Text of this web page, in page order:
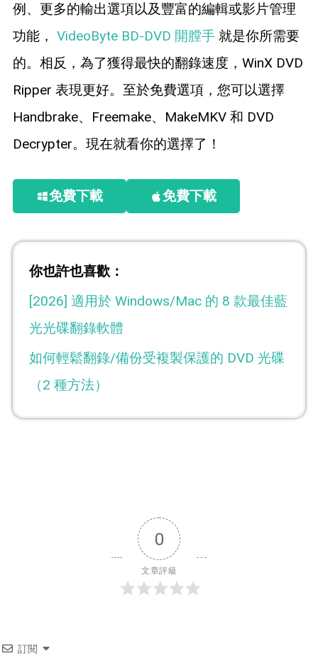
例、更多的輸出選項以及豐富的編輯或影片管理
功能， VideoByte BD-DVD 開膛手就是你所需要
的。相反，為了獲得最快的翻錄速度，WinX DVD
Ripper 表現更好。至於免費選項，您可以選擇
Handbrake、Freemake、MakeMKV 和 DVD
Decrypter。現在就看你的選擇了！
免費下載 免費下載
你也許也喜歡：
[2026] 適用於 Windows/Mac 的 8 款最佳藍
光光碟翻錄軟體
如何輕鬆翻錄/備份受複製保護的 DVD 光碟
（2 種方法）
0
文章評級
訂閱